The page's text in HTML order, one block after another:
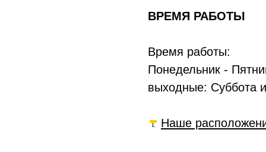
ВРЕМЯ РАБОТЫ
Время работы:
Понедельник -
выходные: Суббота
Наше